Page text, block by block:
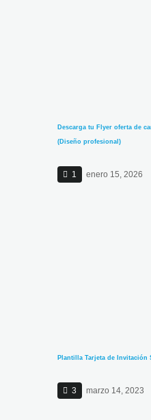
Descarga tu Flyer oferta de
(Diseño profesional)
1 enero 15, 2026
Plantilla Tarjeta de Invitación
3 marzo 14, 2023